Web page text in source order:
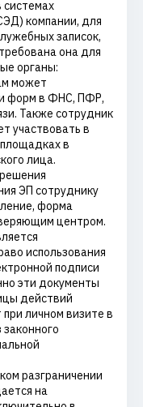
системах
компании, для
записок,
она для
органы:
может
форм в ФНС, ПФР,
Также сотрудник
участвовать в
в
лица.
ЭП сотруднику
форма
центром.
использования
подписи
эти документы
действий
личном визите в
разграничении
на